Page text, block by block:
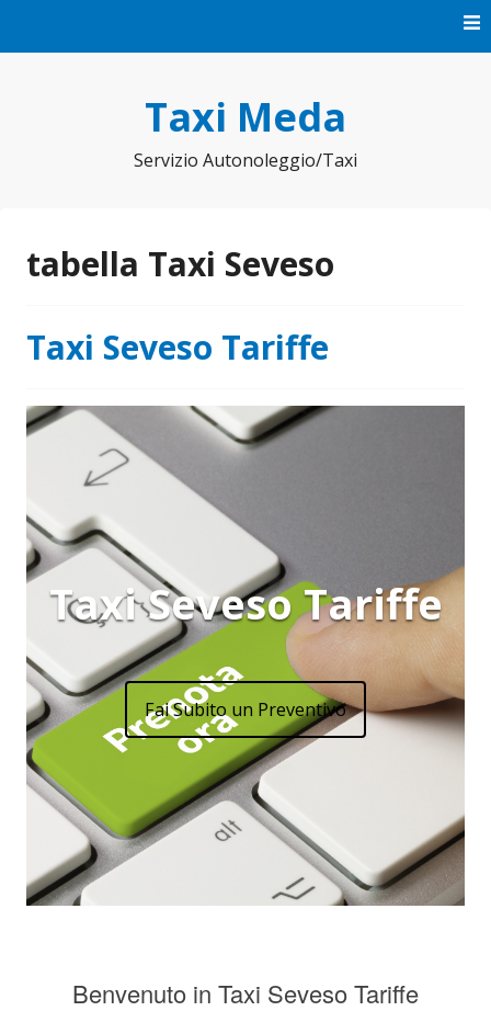
Taxi Meda
Servizio Autonoleggio/Taxi
tabella Taxi Seveso
Taxi Seveso Tariffe
Taxi Seveso Tariffe
Fai Subito un Preventivo
Benvenuto in Taxi Seveso Tariffe